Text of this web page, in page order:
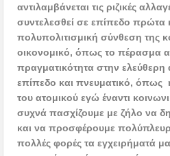
αντιλαμβάνεται τις ριζικές
συντελεσθεί σε επίπεδο
πολυπολιτισμική σύνθεση της
οικονομικό, όπως το πέρασμα
πραγματικότητα στην ελεύθερη
επίπεδο και πνευματικό, όπως
του ατομικού εγώ έναντι
συχνά πασχίζουμε με ζήλο να
και να προσφέρουμε
πολλές φορές τα εγχειρήματά